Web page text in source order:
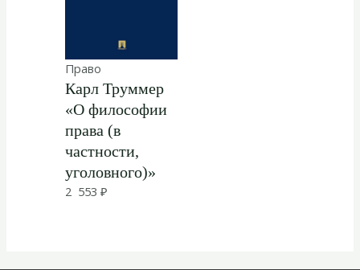
Право
Карл Труммер
«О философии
права (в
частности,
уголовного)»
2 553 ₽